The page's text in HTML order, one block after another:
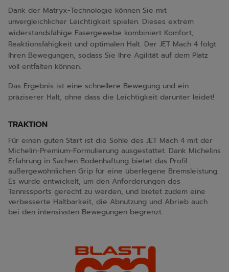
Dank der Matryx-Technologie können Sie mit
unvergleichlicher Leichtigkeit spielen. Dieses extrem
widerstandsfähige Fasergewebe kombiniert Komfort,
Reaktionsfähigkeit und optimalen Halt. Der JET Mach 4 folgt
Ihren Bewegungen, sodass Sie Ihre Agilität auf dem Platz
voll entfalten können.
Das Ergebnis ist eine schnellere Bewegung und ein
präziserer Halt, ohne dass die Leichtigkeit darunter leidet!
TRAKTION
Für einen guten Start ist die Sohle des JET Mach 4 mit der
Michelin-Premium-Formulierung ausgestattet. Dank Michelins
Erfahrung in Sachen Bodenhaftung bietet das Profil
außergewöhnlichen Grip für eine überlegene Bremsleistung.
Es wurde entwickelt, um den Anforderungen des
Tennissports gerecht zu werden, und bietet zudem eine
verbesserte Haltbarkeit, die Abnutzung und Abrieb auch
bei den intensivsten Bewegungen begrenzt.